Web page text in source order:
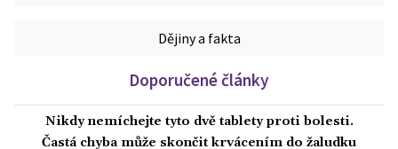
Dějiny a fakta
Doporučené články
Nikdy nemíchejte tyto dvě tablety proti bolesti.
Častá chyba může skončit krvácením do žaludku